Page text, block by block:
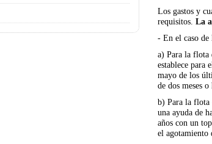
Los gastos y
requisitos. La
- En el caso de
a) Para la flota
establece para
mayo de los
de dos meses
b) Para la flota
una ayuda de
años con un
el agotamiento